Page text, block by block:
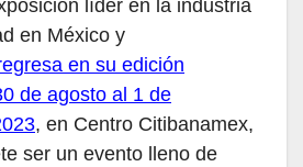
líder en la industria
en México y
en su edición
de agosto al 1 de
, en Centro Citibanamex,
ser un evento lleno de